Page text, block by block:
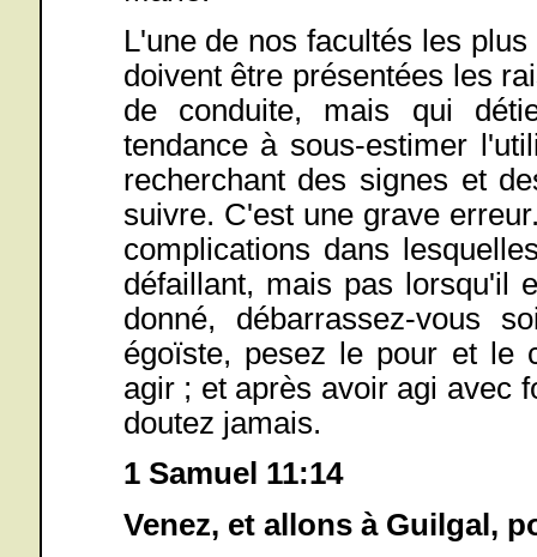
L'une de nos facultés les
doivent être présentées les
de conduite, mais qui
tendance à sous-estimer
recherchant des signes et
suivre. C'est une grave
complications dans
défaillant, mais pas lorsqu'il
donné, débarrassez-vous
égoïste, pesez le pour et le
agir ; et après avoir agi avec
doutez jamais.
1 Samuel 11:14
Venez, et allons à Guilgal,